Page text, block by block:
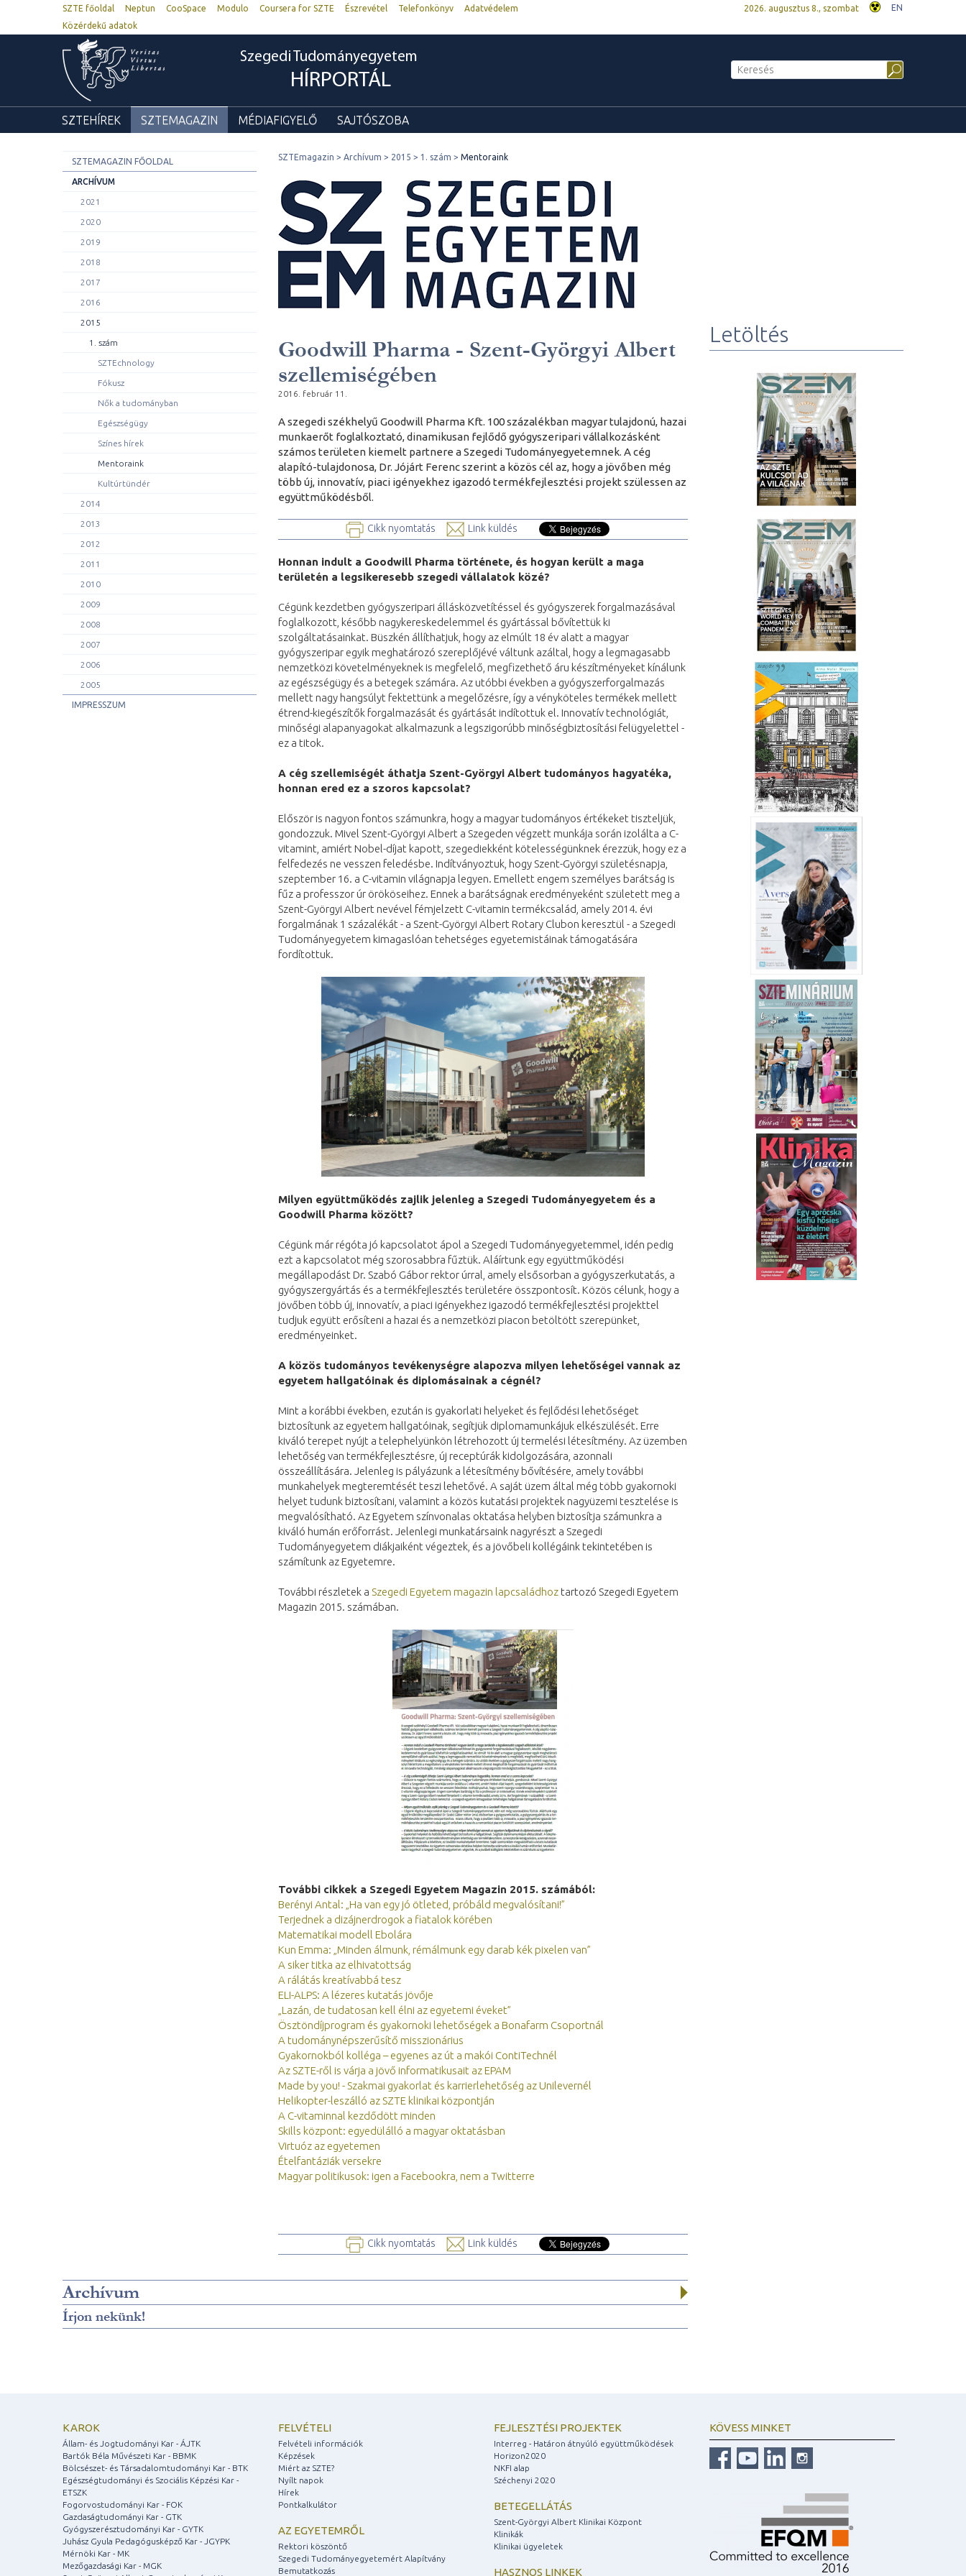
SZTE főoldal Neptun CooSpace Modulo Coursera for SZTE Észrevétel Telefonkönyv
Adatvédelem
Közérdekű adatok
2026. augusztus 8., szombat EN
Szegedi Tudományegyetem
HÍRPORTÁL
SZTEHÍREK SZTEMAGAZIN MÉDIAFIGYELŐ SAJTÓSZOBA
SZTEMAGAZIN FŐOLDAL
ARCHÍVUM
2021
2020
2019
2018
2017
2016
2015
1. szám
SZTEchnology
Fókusz
Nők a tudományban
Egészségügy
Színes hírek
Mentoraink
Kultúrtündér
2014
2013
2012
2011
2010
2009
2008
2007
2006
2005
IMPRESSZUM
SZTEmagazin Archívum 2015 1. szám Mentoraink
Goodwill Pharma - Szent-Györgyi Albert
szellemiségében
2016. február 11.
A szegedi székhelyű Goodwill Pharma Kft. 100 százalékban magyar tulajdonú, hazai
munkaerőt foglalkoztató, dinamikusan fejlődő gyógyszeripari vállalkozásként
számos területen kiemelt partnere a Szegedi Tudományegyetemnek. A cég
alapító-tulajdonosa, Dr. Jójárt Ferenc szerint a közös cél az, hogy a jövőben még
több új, innovatív, piaci igényekhez igazodó termékfejlesztési projekt szülessen az
együttműködésből.
Cikk nyomtatás Link küldés
Honnan indult a Goodwill Pharma története, és hogyan került a maga
területén a legsikeresebb szegedi vállalatok közé?
Cégünk kezdetben gyógyszeripari állásközvetítéssel és gyógyszerek forgalmazásával
foglalkozott, később nagykereskedelemmel és gyártással bővítettük ki
szolgáltatásainkat. Büszkén állíthatjuk, hogy az elmúlt 18 év alatt a magyar
gyógyszeripar egyik meghatározó szereplőjévé váltunk azáltal, hogy a legmagasabb
nemzetközi követelményeknek is megfelelő, megfizethető áru készítményeket kínálunk
az egészségügy és a betegek számára. Az utóbbi években a gyógyszerforgalmazás
mellett nagy hangsúlyt fektettünk a megelőzésre, így a vényköteles termékek mellett
étrend-kiegészítők forgalmazását és gyártását indítottuk el. Innovatív technológiát,
minőségi alapanyagokat alkalmazunk a legszigorúbb minőségbiztosítási felügyelettel -
ez a titok.
A cég szellemiségét áthatja Szent-Györgyi Albert tudományos hagyatéka,
honnan ered ez a szoros kapcsolat?
Először is nagyon fontos számunkra, hogy a magyar tudományos értékeket tiszteljük,
gondozzuk. Mivel Szent-Györgyi Albert a Szegeden végzett munkája során izolálta a C-
vitamint, amiért Nobel-díjat kapott, szegediekként kötelességünknek érezzük, hogy ez a
felfedezés ne vesszen feledésbe. Indítványoztuk, hogy Szent-Györgyi születésnapja,
szeptember 16. a C-vitamin világnapja legyen. Emellett engem személyes barátság is
fűz a professzor úr örököseihez. Ennek a barátságnak eredményeként született meg a
Szent-Györgyi Albert nevével fémjelzett C-vitamin termékcsalád, amely 2014. évi
forgalmának 1 százalékát - a Szent-Györgyi Albert Rotary Clubon keresztül - a Szegedi
Tudományegyetem kimagaslóan tehetséges egyetemistáinak támogatására
fordítottuk.
Milyen együttműködés zajlik jelenleg a Szegedi Tudományegyetem és a
Goodwill Pharma között?
Cégünk már régóta jó kapcsolatot ápol a Szegedi Tudományegyetemmel, idén pedig
ezt a kapcsolatot még szorosabbra fűztük. Aláírtunk egy együttműködési
megállapodást Dr. Szabó Gábor rektor úrral, amely elsősorban a gyógyszerkutatás, a
gyógyszergyártás és a termékfejlesztés területére összpontosít. Közös célunk, hogy a
jövőben több új, innovatív, a piaci igényekhez igazodó termékfejlesztési projekttel
tudjuk együtt erősíteni a hazai és a nemzetközi piacon betöltött szerepünket,
eredményeinket.
A közös tudományos tevékenységre alapozva milyen lehetőségei vannak az
egyetem hallgatóinak és diplomásainak a cégnél?
Mint a korábbi években, ezután is gyakorlati helyeket és fejlődési lehetőséget
biztosítunk az egyetem hallgatóinak, segítjük diplomamunkájuk elkészülését. Erre
kiváló terepet nyújt a telephelyünkön létrehozott új termelési létesítmény. Az üzemben
lehetőség van termékfejlesztésre, új receptúrák kidolgozására, azonnali
összeállítására. Jelenleg is pályázunk a létesítmény bővítésére, amely további
munkahelyek megteremtését teszi lehetővé. A saját üzem által még több gyakornoki
helyet tudunk biztosítani, valamint a közös kutatási projektek nagyüzemi tesztelése is
megvalósítható. Az Egyetem színvonalas oktatása helyben biztosítja számunkra a
kiváló humán erőforrást. Jelenlegi munkatársaink nagyrészt a Szegedi
Tudományegyetem diákjaiként végeztek, és a jövőbeli kollégáink tekintetében is
számítunk az Egyetemre.
További részletek a Szegedi Egyetem magazin lapcsaládhoz tartozó Szegedi Egyetem
Magazin 2015. számában.
További cikkek a Szegedi Egyetem Magazin 2015. számából:
Berényi Antal: „Ha van egy jó ötleted, próbáld megvalósítani!”
Terjednek a dizájnerdrogok a fiatalok körében
Matematikai modell Ebolára
Kun Emma: „Minden álmunk, rémálmunk egy darab kék pixelen van”
A siker titka az elhivatottság
A rálátás kreatívabbá tesz
ELI-ALPS: A lézeres kutatás jövője
„Lazán, de tudatosan kell élni az egyetemi éveket”
Ösztöndíjprogram és gyakornoki lehetőségek a Bonafarm Csoportnál
A tudománynépszerűsítő misszionárius
Gyakornokból kolléga – egyenes az út a makói ContiTechnél
Az SZTE-ről is várja a jövő informatikusait az EPAM
Made by you! - Szakmai gyakorlat és karrierlehetőség az Unilevernél
Helikopter-leszálló az SZTE klinikai központján
A C-vitaminnal kezdődött minden
Skills központ: egyedülálló a magyar oktatásban
Virtuóz az egyetemen
Ételfantáziák versekre
Magyar politikusok: igen a Facebookra, nem a Twitterre
Cikk nyomtatás Link küldés
Letöltés
Archívum
Írjon nekünk!
KAROK
Állam- és Jogtudományi Kar - ÁJTK
Bartók Béla Művészeti Kar - BBMK
Bölcsészet- és Társadalomtudományi Kar - BTK
Egészségtudományi és Szociális Képzési Kar -
ETSZK
Fogorvostudományi Kar - FOK
Gazdaságtudományi Kar - GTK
Gyógyszerésztudományi Kar - GYTK
Juhász Gyula Pedagógusképző Kar - JGYPK
Mérnöki Kar - MK
Mezőgazdasági Kar - MGK
FELVÉTELI
Felvételi információk
Képzések
Miért az SZTE?
Nyílt napok
Hírek
Pontkalkulátor
AZ EGYETEMRŐL
Rektori köszöntő
Szegedi Tudományegyetemért Alapítvány
Bemutatkozás
FEJLESZTÉSI PROJEKTEK
Interreg - Határon átnyúló együttműködések
Horizon2020
NKFI alap
Széchenyi 2020
BETEGELLÁTÁS
Szent-Györgyi Albert Klinikai Központ
Klinikák
Klinikai ügyeletek
HASZNOS LINKEK
KÖVESS MINKET